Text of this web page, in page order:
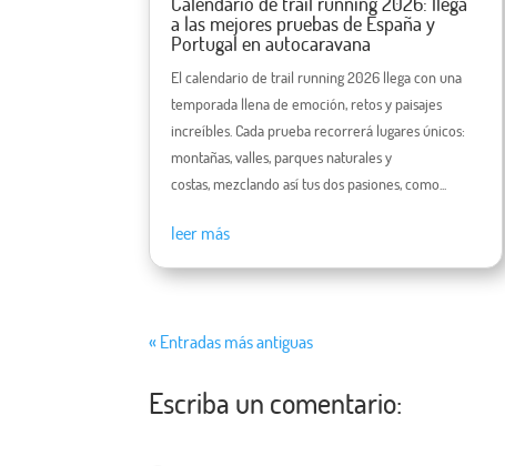
a las mejores pruebas de España y
Portugal en autocaravana
El calendario de trail running 2026 llega con una
temporada llena de emoción, retos y paisajes
increíbles. Cada prueba recorrerá lugares únicos:
montañas, valles, parques naturales y
costas, mezclando así tus dos pasiones, como...
leer más
« Entradas más antiguas
Escriba un comentario: